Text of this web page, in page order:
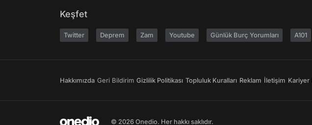
Keşfet
Twitter Deprem Zam Youtube Günlük Burç Yorumları A101
Hakkımızda Geri Bildirim Gizlilik Politikası Topluluk Kuralları Reklam İletişim Kariyer
© 2026 Onedio. Her hakkı saklıdır.